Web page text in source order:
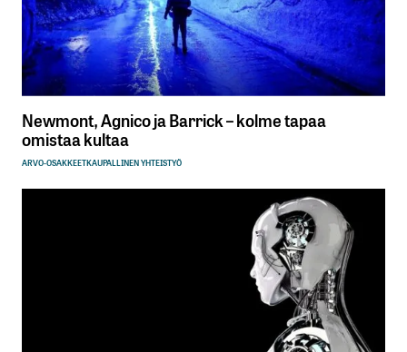
Newmont, Agnico ja Barrick – kolme tapaa
omistaa kultaa
ARVO-OSAKKEETKAUPALLINEN YHTEISTYÖ